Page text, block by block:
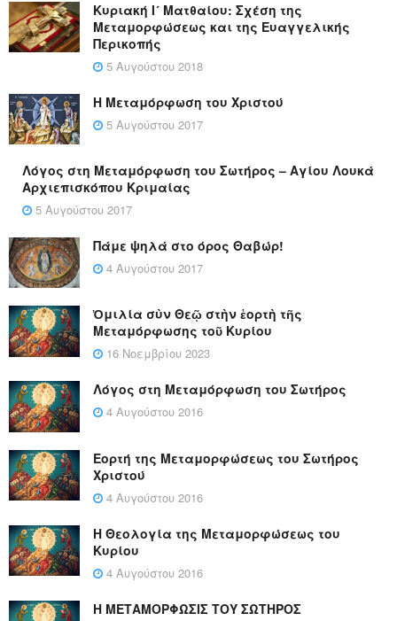
Κυριακή Ι´ Ματθαίου: Σχέση της
Μεταμορφώσεως και της Ευαγγελικής
Περικοπής
5 Αυγούστου 2018
Η Μεταμόρφωση του Χριστού
5 Αυγούστου 2017
Λόγος στη Μεταμόρφωση του Σωτήρος – Αγίου Λουκά
Αρχιεπισκόπου Κριμαίας
5 Αυγούστου 2017
Πάμε ψηλά στο όρος Θαβώρ!
4 Αυγούστου 2017
Ὁμιλία σὺν Θεῷ στὴν ἑορτὴ τῆς
Μεταμόρφωσης τοῦ Κυρίου
16 Νοεμβρίου 2023
Λόγος στη Μεταμόρφωση του Σωτήρος
4 Αυγούστου 2016
Εορτή της Μεταμορφώσεως του Σωτήρος
Χριστού
4 Αυγούστου 2016
Η Θεολογία της Μεταμορφώσεως του
Κυρίου
4 Αυγούστου 2016
Η ΜΕΤΑΜΟΡΦΩΣΙΣ ΤΟΥ ΣΩΤΗΡΟΣ